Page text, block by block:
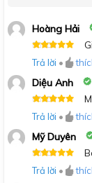
Hoàng Hải
hạng5 5
Trả lời •
Diệu Anh
hạng5 5
Trả lời •
Mỹ Duyên
hạng5 5
Trả lời •